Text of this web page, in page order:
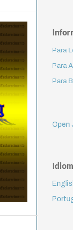
Para
Para
Para
Open